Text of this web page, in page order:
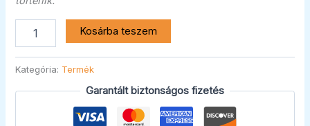
Kosárba teszem
Kategória: Termék
Garantált biztonságos fizetés